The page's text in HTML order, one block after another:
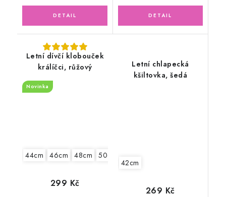
Letní dívčí klobouček
králíčci, růžový
Novinka
44cm 46cm 48cm 50cm
299 Kč
Letní chlapecká
kšiltovka, šedá
42cm
269 Kč